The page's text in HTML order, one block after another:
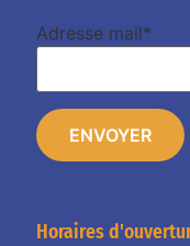
Horaires
Adresse mail*